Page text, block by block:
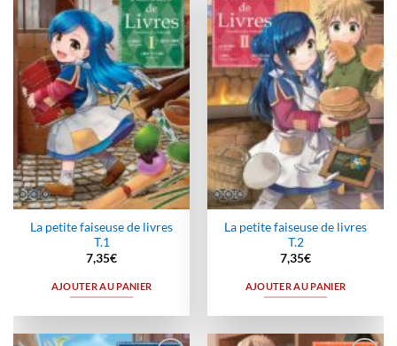
Ajouter
à la
wishlist
La petite faiseuse de livres
T.1
7,35€
AJOUTER AU PANIER
Ajouter
à la
wishlist
La petite faiseuse de livres
T.2
7,35€
AJOUTER AU PANIER